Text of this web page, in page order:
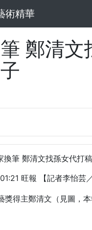
術精華
鄭清文
換筆 鄭清文找孫女代打
旺報 【記者李怡芸